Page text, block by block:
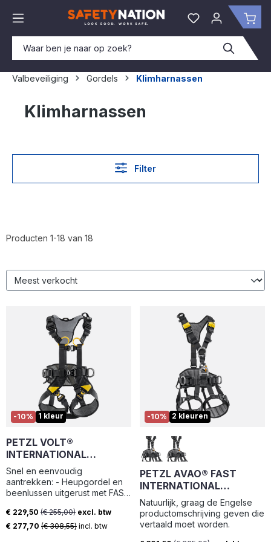
Je hebt 0 items
Valbeveiliging Gordels Klimharnassen
Klimharnassen
Filter
Producten 1-18 van 18
-10% 1 kleur
PETZL VOLT®
INTERNATIONAL
VERSION
Snel en eenvoudig
aantrekken: - Heupgordel en
beenlussen uitgerust met FAST
eenvoudig vast- en losmaken
zonder verlies van afstelling,
Verkoopprijs:
€ 229,50 (€ 255,00) excl. btw
€ 277,70 (€ 308,55) incl. btw
-10% 2 kleuren
PETZL AVAO® FAST
INTERNATIONAL
VERSION
Natuurlijk, graag de Engelse
productomschrijving geven die
vertaald moet worden.